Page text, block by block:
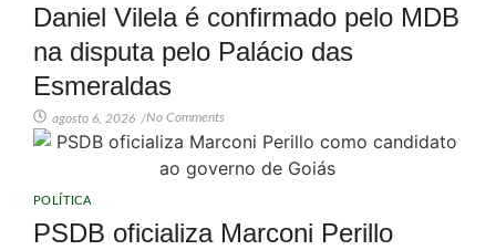
Daniel Vilela é confirmado pelo MDB
na disputa pelo Palácio das
Esmeraldas
agosto 6, 2026 /No Comments
POLÍTICA
PSDB oficializa Marconi Perillo